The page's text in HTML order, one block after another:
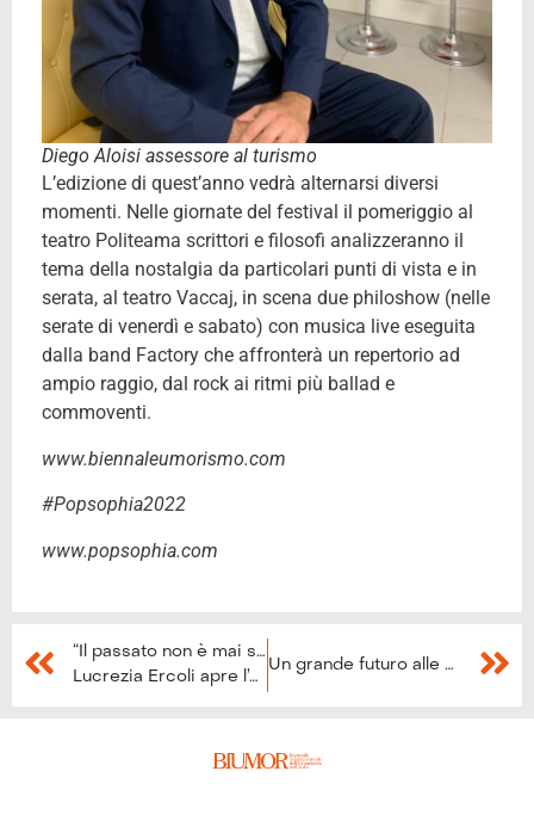
Diego Aloisi assessore al turismo
L’edizione di quest’anno vedrà alternarsi diversi
momenti. Nelle giornate del festival il pomeriggio al
teatro Politeama scrittori e filosofi analizzeranno il
tema della nostalgia da particolari punti di vista e in
serata, al teatro Vaccaj, in scena due philoshow (nelle
serate di venerdì e sabato) con musica live eseguita
dalla band Factory che affronterà un repertorio ad
ampio raggio, dal rock ai ritmi più ballad e
commoventi.
www.biennaleumorismo.com
#Popsophia2022
www.popsophia.com
“Il passato non è mai stato così presente”
Lucrezia Ercoli apre l’anno accademico Unitre
Un grande futuro alle spalle